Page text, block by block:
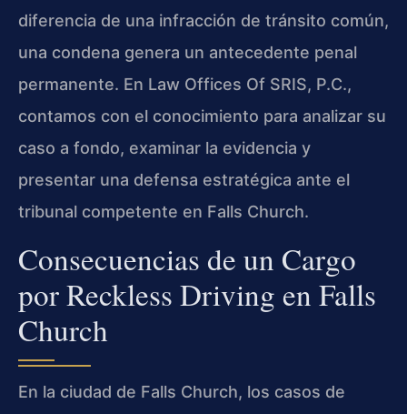
diferencia de una infracción de tránsito común,
una condena genera un antecedente penal
permanente. En Law Offices Of SRIS, P.C.,
contamos con el conocimiento para analizar su
caso a fondo, examinar la evidencia y
presentar una defensa estratégica ante el
tribunal competente en Falls Church.
Consecuencias de un Cargo
por Reckless Driving en Falls
Church
En la ciudad de Falls Church, los casos de